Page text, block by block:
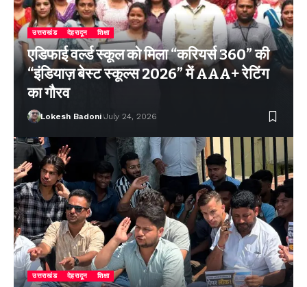
उत्तराखंड देहरादून शिक्षा
एडिफाई वर्ल्ड स्कूल को मिला “करियर्स 360” की
“इंडियाज़ बेस्ट स्कूल्स 2026” में AAA+ रेटिंग
का गौरव
Lokesh Badoni July 24, 2026
उत्तराखंड देहरादून शिक्षा